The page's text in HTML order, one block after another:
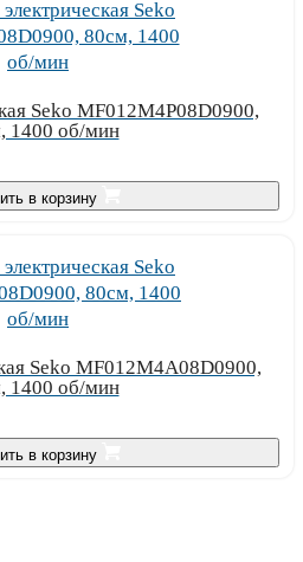
Seko MF012M4P08D0900,
1400 об/мин
в корзину
Seko MF012M4A08D0900,
1400 об/мин
в корзину